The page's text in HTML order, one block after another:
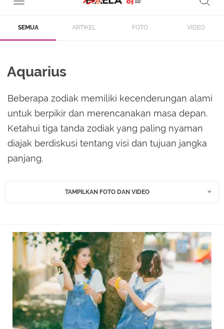
SEMUA ARTIKEL FOTO VIDEO
Aquarius
Beberapa zodiak memiliki kecenderungan alami
untuk berpikir dan merencanakan masa depan.
Ketahui tiga tanda zodiak yang paling nyaman
diajak berdiskusi tentang visi dan tujuan jangka
panjang.
TAMPILKAN FOTO DAN VIDEO